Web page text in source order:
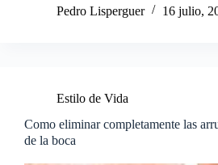
Pedro Lisperguer
16 julio,
Estilo de Vida
Como eliminar completamente las
de la boca